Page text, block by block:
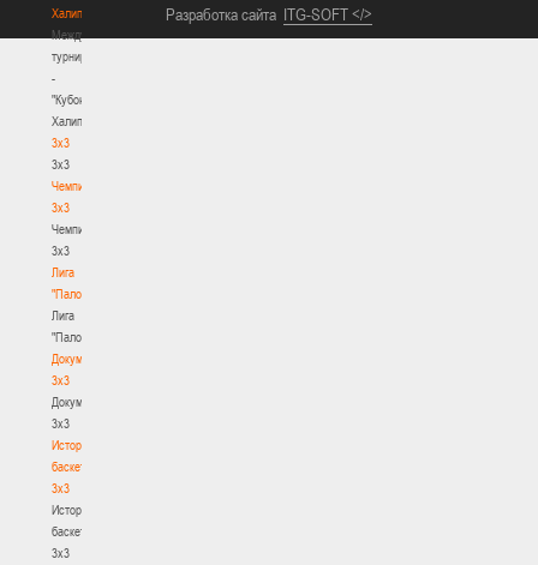
Халипского"
Международный
турнир
-
"Кубок
Халипского"
3x3
3x3
Чемпионат
3х3
Чемпионат
3х3
Лига
"Палова"
Лига
"Палова"
Документы
3х3
Документы
3х3
История
баскетбола
3х3
История
баскетбола
3х3
Разработка сайта ITG-SOFT </>